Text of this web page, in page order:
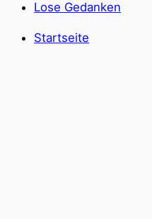
Lose Gedanken
Startseite